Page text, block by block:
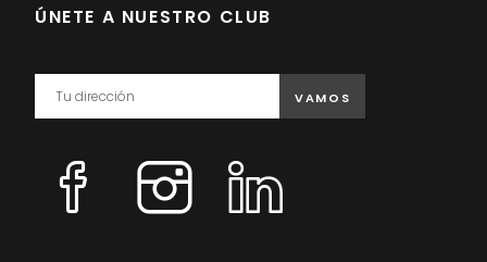
ÚNETE A NUESTRO CLUB